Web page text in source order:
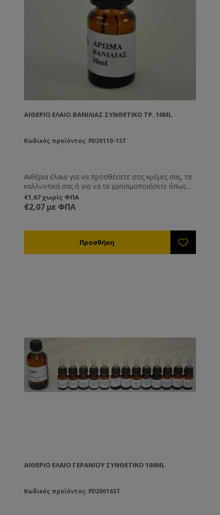
ΑΙΘΈΡΙΟ ΈΛΑΙΟ ΒΑΝΊΛΙΑΣ ΣΥΝΘΕΤΙΚΌ ΤΡ. 10ML
Κωδικός προϊόντος: PD20110-1ST
Αιθέρια έλαια για να προσθέσετε στις κρέμες σας, τα
καλλυντικά σας ή για να τα χρησιμοποιήσετε όπως
εσείς επιθυμείτε.
€1,67 χωρίς ΦΠΑ
€2,07 με ΦΠΑ
ΑΙΘΈΡΙΟ ΈΛΑΙΟ ΓΕΡΑΝΙΟΎ ΣΥΝΘΕΤΙΚΌ 100ML
Κωδικός προϊόντος: PD20016ST